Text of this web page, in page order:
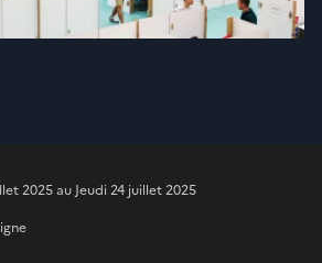
2025 au Jeudi 24 juillet 2025